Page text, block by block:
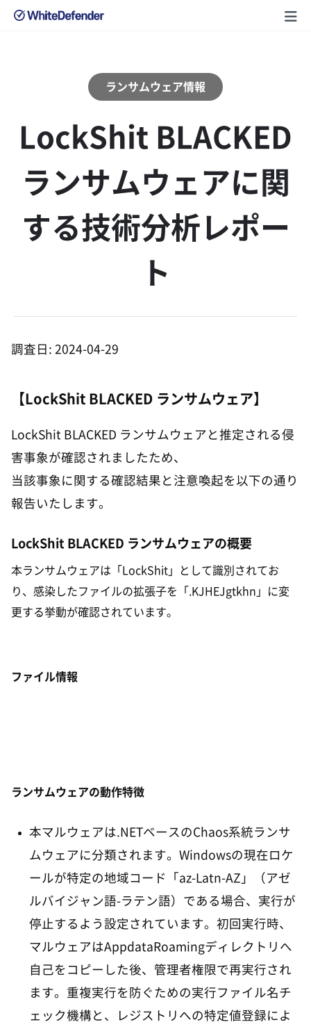
ランサムウェア情報
LockShit BLACKED
ランサムウェアに関
する技術分析レポー
ト
調査日: 2024-04-29
【LockShit BLACKED ランサムウェア】
LockShit BLACKED ランサムウェアと推定される侵
害事象が確認されましたため、
当該事象に関する確認結果と注意喚起を以下の通り
報告いたします。
LockShit BLACKED ランサムウェアの概要
本ランサムウェアは「LockShit」として識別されてお
り、感染したファイルの拡張子を「.KJHEJgtkhn」に変
更する挙動が確認されています。
ファイル情報
ランサムウェアの動作特徴
本マルウェアは.NETベースのChaos系統ランサ
ムウェアに分類されます。Windowsの現在ロケ
ールが特定の地域コード「az-Latn-AZ」（アゼ
ルバイジャン語-ラテン語）である場合、実行が
停止するよう設定されています。初回実行時、
マルウェアはAppdataRoamingディレクトリへ
自己をコピーした後、管理者権限で再実行され
ます。重複実行を防ぐための実行ファイル名チ
ェック機構と、レジストリへの特定値登録によ